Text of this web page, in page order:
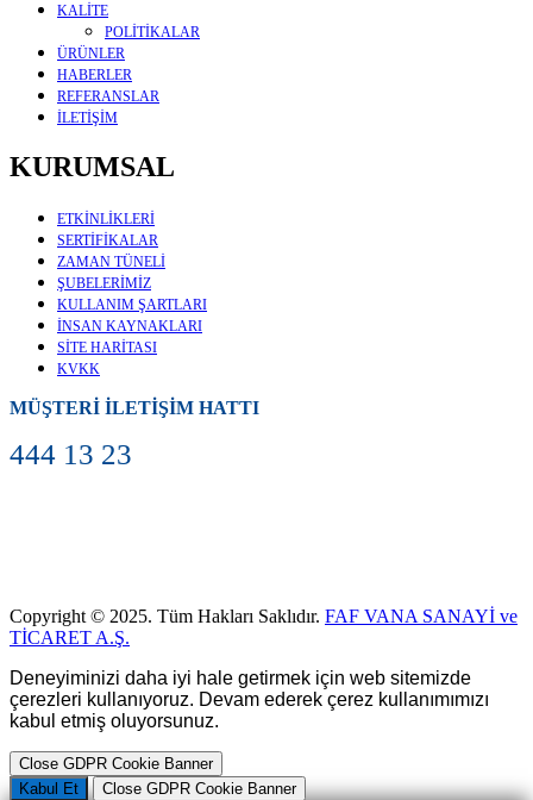
KALİTE
POLİTİKALAR
ÜRÜNLER
HABERLER
REFERANSLAR
İLETİŞİM
KURUMSAL
ETKİNLİKLERİ
SERTİFİKALAR
ZAMAN TÜNELİ
ŞUBELERİMİZ
KULLANIM ŞARTLARI
İNSAN KAYNAKLARI
SİTE HARİTASI
KVKK
MÜŞTERİ İLETİŞİM HATTI
444 13 23
Copyright © 2025. Tüm Hakları Saklıdır. FAF VANA SANAYİ ve
TİCARET A.Ş.
Deneyiminizi daha iyi hale getirmek için web sitemizde
çerezleri kullanıyoruz. Devam ederek çerez kullanımımızı
kabul etmiş oluyorsunuz.
Close GDPR Cookie Banner
Kabul Et
Close GDPR Cookie Banner